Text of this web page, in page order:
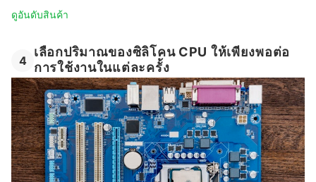
ดูอันดับสินค้า
4
เลือกปริมาณของซิลิโคน CPU ให้เพียงพอต่อ
การใช้งานในแต่ละครั้ง